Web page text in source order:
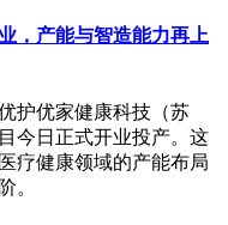
，产能与智造能力再上
护优家健康科技（苏
今日正式开业投产。这
疗健康领域的产能布局
。